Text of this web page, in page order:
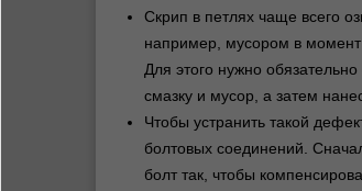
Скрип в петлях чаще всего
например, мусором в момент
Для этого нужно
смазку и мусор, а затем
Чтобы устранить такой
болтовых соединений.
болт так, чтобы